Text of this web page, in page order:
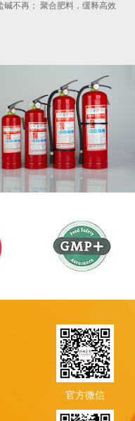
碱不再； 聚合肥料，缓释高效
官方微信